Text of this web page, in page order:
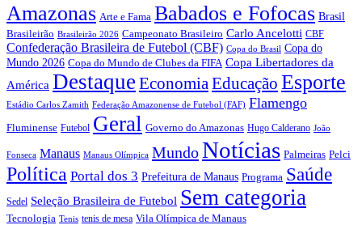
Amazonas Arte e Fama Babados e Fofocas Brasil
Brasileirão Brasileirão 2026 Campeonato Brasileiro Carlo Ancelotti CBF
Confederação Brasileira de Futebol (CBF) Copa do Brasil Copa do
Mundo 2026 Copa do Mundo de Clubes da FIFA Copa Libertadores da
América Destaque Economia Educação Esporte
Estádio Carlos Zamith Federação Amazonense de Futebol (FAF) Flamengo
Fluminense Futebol Geral Governo do Amazonas Hugo Calderano João
Fonseca Manaus Manaus Olímpica MundoNotícias Palmeiras Pelci
Política Portal dos 3 Prefeitura de Manaus Programa Saúde
Sedel Seleção Brasileira de Futebol Sem categoria
Tecnologia Tenis tenis de mesa Vila Olímpica de Manaus